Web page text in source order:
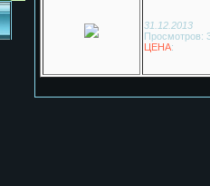
31.12.2013
Просмотров:
ЦЕНА: